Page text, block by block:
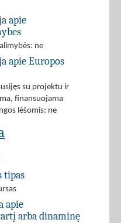
apie
ne
apie Europos
su projektu ir
finansuojama
lėšomis: ne
tipas
apie
arba dinaminę